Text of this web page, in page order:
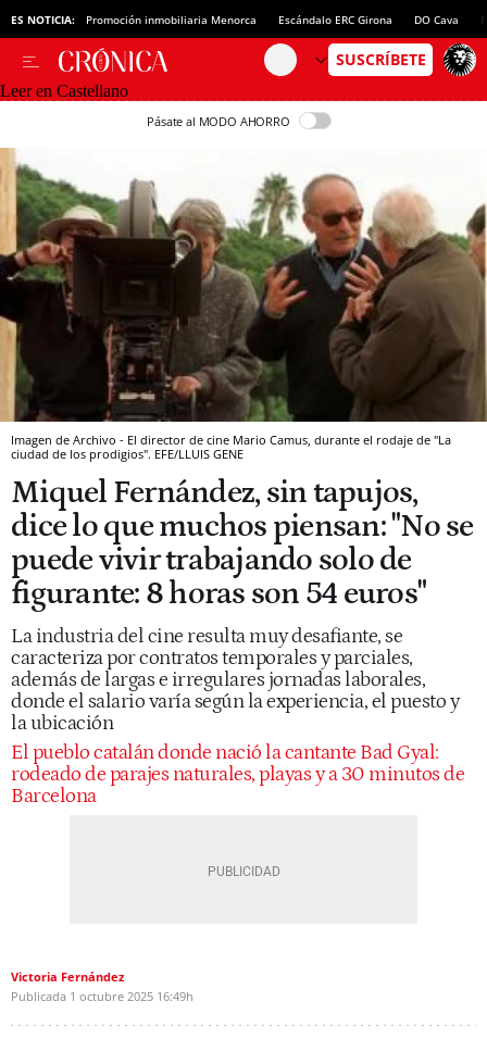
ES NOTICIA: Promoción inmobiliaria Menorca Escándalo ERC Girona DO Cava
Leer en Castellano
Pásate al MODO AHORRO
Imagen de Archivo - El director de cine Mario Camus, durante el rodaje de "La
ciudad de los prodigios". EFE/LLUIS GENE
Miquel Fernández, sin tapujos,
dice lo que muchos piensan: "No se
puede vivir trabajando solo de
figurante: 8 horas son 54 euros"
La industria del cine resulta muy desafiante, se
caracteriza por contratos temporales y parciales,
además de largas e irregulares jornadas laborales,
donde el salario varía según la experiencia, el puesto y
la ubicación
El pueblo catalán donde nació la cantante Bad Gyal:
rodeado de parajes naturales, playas y a 30 minutos de
Barcelona
Victoria Fernández
Publicada 1 octubre 2025 16:49h